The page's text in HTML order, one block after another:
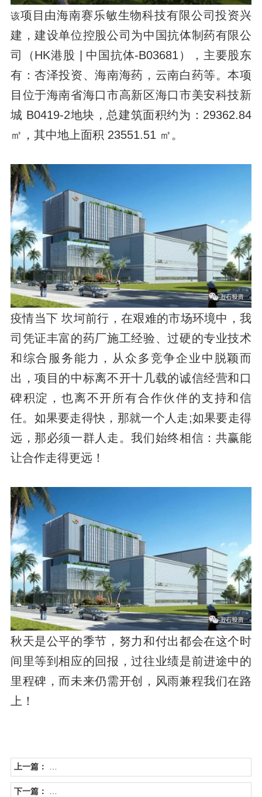
该项目由海南赛乐敏生物科技有限公司投资兴
建，建设单位控股公司为中国抗体制药有限公
司（HK港股 | 中国抗体-B03681），主要股东
有：杏泽投资、海南海药，云南白药等。本项
目位于海南省海口市高新区海口市美安科技新
城 B0419-2地块，总建筑面积约为：29362.84
㎡，其中地上面积 23551.51 ㎡。
疫情当下 坎坷前行，在艰难的市场环境中，我
司凭证丰富的药厂施工经验、过硬的专业技术
和综合服务能力，从众多竞争企业中脱颖而
出，项目的中标离不开十几载的诚信经营和口
碑积淀，也离不开所有合作伙伴的支持和信
任。如果要走得快，那就一个人走;如果要走得
远，那必须一群人走。我们始终相信：共赢能
让合作走得更远！
秋天是公平的季节，努力和付出都会在这个时
间里等到相应的回报，过往业绩是前进途中的
里程碑，而未来仍需开创，风雨兼程我们在路
上！
上一篇：
下一篇：